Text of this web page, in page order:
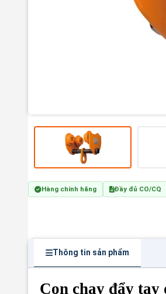
Hàng chính hãng Đầy đủ CO/CQ
Thông tin sản phẩm
Con chạy đẩy